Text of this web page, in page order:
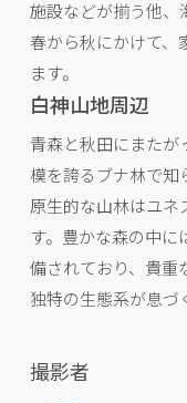
施設などが揃う他、
春から秋にかけて、
ます。
白神山地周辺
青森と秋田にまたが
模を誇るブナ林で知
原生的な山林はユネ
す。豊かな森の中
備されており、貴重
独特の生態系が息づ
撮影者